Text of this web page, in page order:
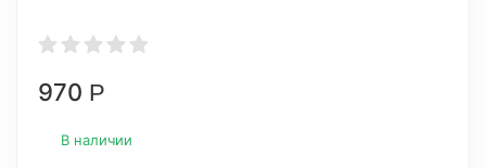
970 Р
В наличии